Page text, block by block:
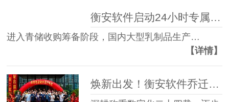
进入青储收购筹备阶段，国内大型乳制品生产…
【详情】
焕新出发！衡安软件乔迁新址开启新征程